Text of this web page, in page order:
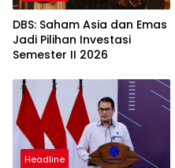
DBS: Saham Asia dan Emas
Jadi Pilihan Investasi
Semester II 2026
Headline